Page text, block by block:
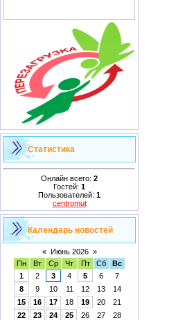
Статистика
Онлайн всего: 2
Гостей: 1
Пользователей: 1
centromut
Календарь новостей
« Июнь 2026 »
Пн
Вт Ср Чт Пт Сб
Вс
1
2 3 4 5 6
7
8
9 10 11 12 13
14
15
16 17 18 19 20
21
22
23 24 25 26 27
28